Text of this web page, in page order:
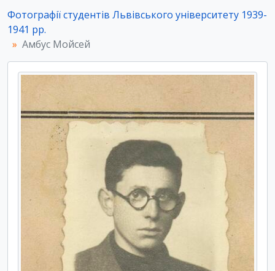
Фотографії студентів Львівського університету 1939-
1941 рр.
Амбус Мойсей